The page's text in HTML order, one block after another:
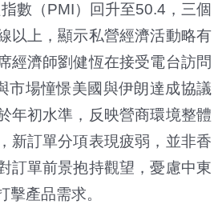
數（PMI）回升至50.4，三個
以上，顯示私營經濟活動略有
經濟師劉健恆在接受電台訪問
市場憧憬美國與伊朗達成協議
年初水準，反映營商環境整體
新訂單分項表現疲弱，並非香
訂單前景抱持觀望，憂慮中東
擊產品需求。